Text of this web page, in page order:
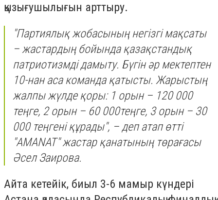
қызығушылығын арттыру.
"Партиялық жобасының негізгі мақсаты
– жастардың бойында қазақстандық
патриотизмді дамыту. Бүгін әр мектептен
10-нан аса команда қатысты. Жарыстың
жалпы жүлде қоры: 1 орын – 120 000
теңге, 2 орын – 60 000теңге, 3 орын – 30
000 теңгені құрады", – деп атап өтті
"AMANAT" жастар қанатының төрағасы
Әсел Заирова.
Айта кетейік, биыл 3-6 мамыр күндері